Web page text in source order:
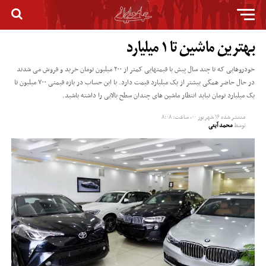
بهترین ماشین تا ۱ میلیارد
خودروهایی که تا چند سال پیش با قیمتهایی کمتر از ۲۰۰ میلیون تومان خرید و فروش می ‌شدند
در حال حاضر همگی بیشتر از یک میلیارد قیمت دارد. با این حساب در بازه قیمتی ۷۰۰ میلیون تا
یک میلیارد تومان نباید انتظار ماشین های چندان سطح بالایی را داشته باشید.
منتشر شده۱۶ شهریور ۰۰, ساعت: ۸:۰۸
توسطمحمد آیتی